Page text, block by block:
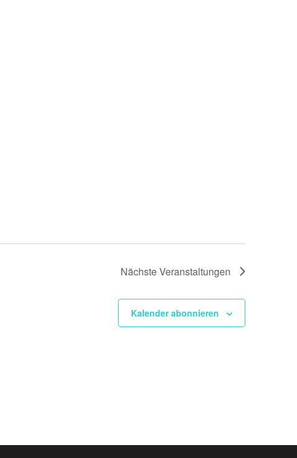
NächsteVeranstaltungen
Kalender abonnieren